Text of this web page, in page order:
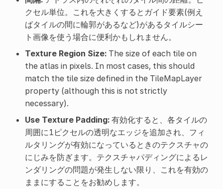
クセル単位。これを大きくするとガイド要素(例え
ばタイルの間に輪郭があるなど)があるタイルシー
ト画像を使う場合に便利かもしれません。
Texture Region Size:The size of each tile on
the atlas in pixels. In most cases, this should
match the tile size defined in the TileMapLayer
property (although this is not strictly
necessary).
Use Texture Padding:有効化すると、各タイルの
周囲に1ピクセルの透明なエッジを追加され、フィ
ルタリングが有効になっているときのテクスチャの
にじみを防ぎます。テクスチャパディングによるレ
ンダリングの問題が発生しない限り、これを有効の
ままにすることをお勧めします。